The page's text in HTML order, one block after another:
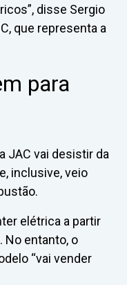
disse Sergio
que representa a
para
JAC vai desistir da
inclusive, veio
elétrica a partir
No entanto, o
“vai vender